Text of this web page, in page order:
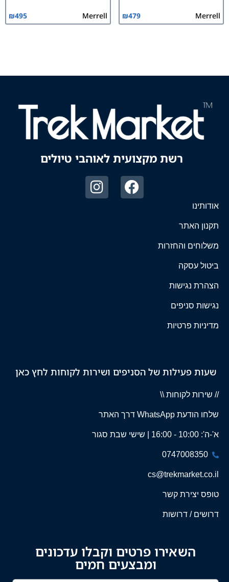
Merrell
₪479
Merrell
₪495
רשת מקצועית לאוהבי טיולים
אודותינו
תקנון האתר
משלוחים והחזרות
ביטול עסקה
הצהרת נגישות
נגישות סניפים
מדיניות פרטיות
שעות פעילות של הסניפים ושירות לקוחות לחץ כאן
// שירות לקוחות \\
שלחו הודעת WhatsApp דרך האתר
א'-ה': 10:00 - 16:00 | שישי שבת סגור
0747008350
cs@trekmarket.co.il
טופס יצירת קשר
דרושים / דרושות
השאירו פרטים וקבלו עדכונים
ומבצעים חמים